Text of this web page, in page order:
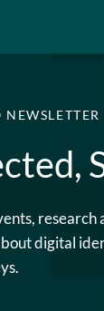
digital